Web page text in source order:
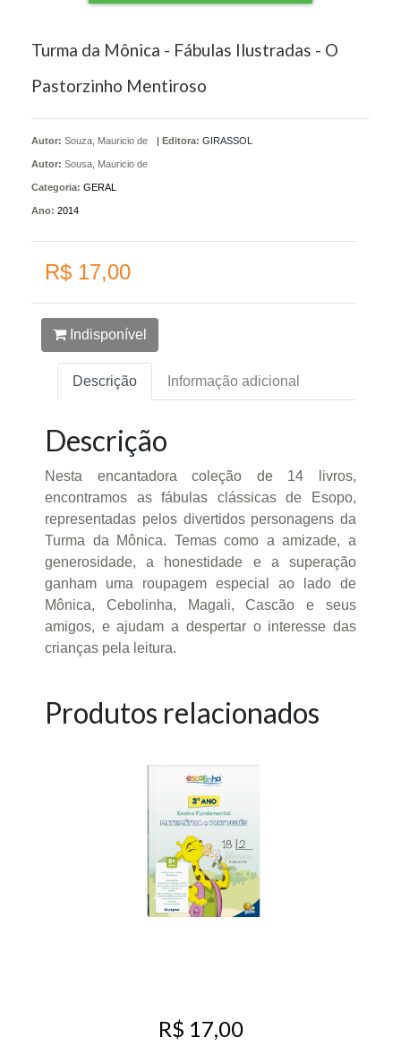
Turma da Mônica - Fábulas Ilustradas - O
Pastorzinho Mentiroso
Autor: Souza, Mauricio de
Autor: Sousa, Mauricio de
Editora: GIRASSOL
Categoria: GERAL
Ano: 2014
R$ 17,00
Indisponível
Descrição Informação adicional
Descrição
Nesta encantadora coleção de 14 livros,
encontramos as fábulas clássicas de Esopo,
representadas pelos divertidos personagens da
Turma da Mônica. Temas como a amizade, a
generosidade, a honestidade e a superação
ganham uma roupagem especial ao lado de
Mônica, Cebolinha, Magali, Cascão e seus
amigos, e ajudam a despertar o interesse das
crianças pela leitura.
Produtos relacionados
R$ 17,00